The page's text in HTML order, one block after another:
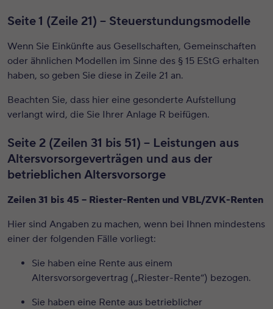
Seite 1 (Zeile 21) – Steuerstundungsmodelle
Wenn Sie Einkünfte aus Gesellschaften, Gemeinschaften
oder ähnlichen Modellen im Sinne des § 15 EStG erhalten
haben, so geben Sie diese in Zeile 21 an.
Beachten Sie, dass hier eine gesonderte Aufstellung
verlangt wird, die Sie Ihrer Anlage R beifügen.
Seite 2 (Zeilen 31 bis 51) – Leistungen aus
Altersvorsorgeverträgen und aus der
betrieblichen Altersvorsorge
Zeilen 31 bis 45 – Riester-Renten und VBL/ZVK-Renten
Hier sind Angaben zu machen, wenn bei Ihnen mindestens
einer der folgenden Fälle vorliegt:
Sie haben eine Rente aus einem
Altersvorsorgevertrag („Riester-Rente“) bezogen.
Sie haben eine Rente aus betrieblicher